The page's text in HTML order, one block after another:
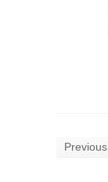
Previous